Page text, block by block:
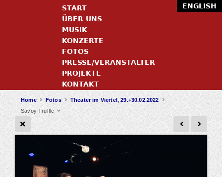
Home Fotos
Theater im Viertel, 29.+30.02.2022
Savoy Truffle
START
ÜBER UNS
MUSIK
KONZERTE
FOTOS
PRESSE/VERANSTALTER
PROJEKTE
KONTAKT
ENGLISH